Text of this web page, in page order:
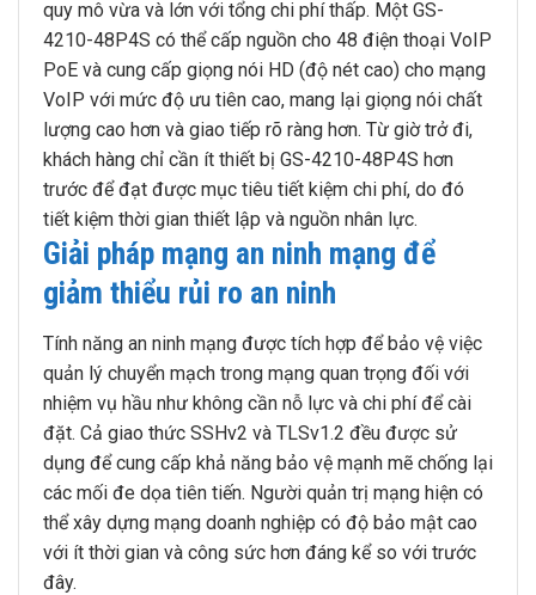
quy mô vừa và lớn với tổng chi phí thấp. Một GS-
4210-48P4S có thể cấp nguồn cho 48 điện thoại VoIP
PoE và cung cấp giọng nói HD (độ nét cao) cho mạng
VoIP với mức độ ưu tiên cao, mang lại giọng nói chất
lượng cao hơn và giao tiếp rõ ràng hơn. Từ giờ trở đi,
khách hàng chỉ cần ít thiết bị GS-4210-48P4S hơn
trước để đạt được mục tiêu tiết kiệm chi phí, do đó
tiết kiệm thời gian thiết lập và nguồn nhân lực.
Giải pháp mạng an ninh mạng để
giảm thiểu rủi ro an ninh
Tính năng an ninh mạng được tích hợp để bảo vệ việc
quản lý chuyển mạch trong mạng quan trọng đối với
nhiệm vụ hầu như không cần nỗ lực và chi phí để cài
đặt. Cả giao thức SSHv2 và TLSv1.2 đều được sử
dụng để cung cấp khả năng bảo vệ mạnh mẽ chống lại
các mối đe dọa tiên tiến. Người quản trị mạng hiện có
thể xây dựng mạng doanh nghiệp có độ bảo mật cao
với ít thời gian và công sức hơn đáng kể so với trước
đây.